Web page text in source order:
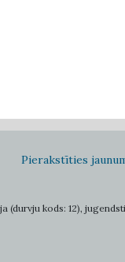
Pierakstīties
(durvju kods: 12),